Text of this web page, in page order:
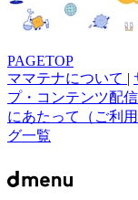
PAGETOP
ママテナについて |
プ・コンテンツ配
にあたって（ご利
グ一覧